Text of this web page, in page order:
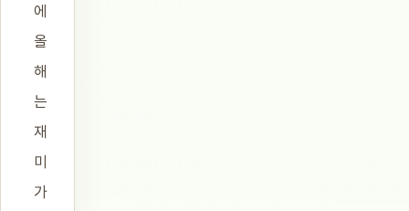
에
올
해
는
재
미
가